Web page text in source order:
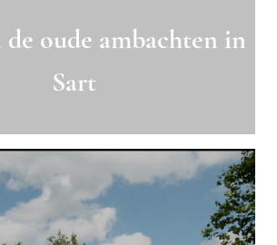
de oude ambachten in
Sart